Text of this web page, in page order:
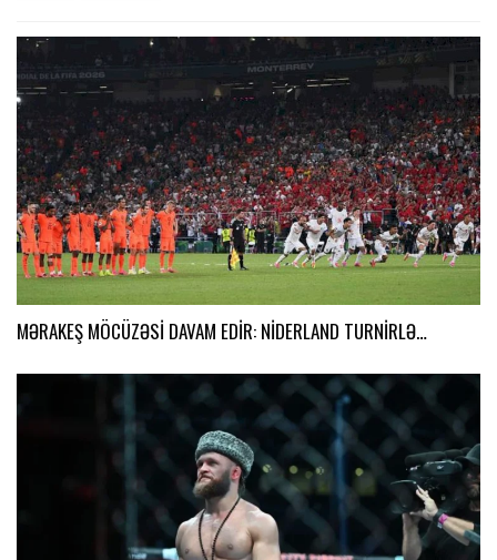
MƏRAKEŞ MÖCÜZƏSİ DAVAM EDİR: NİDERLAND TURNİRLƏ…